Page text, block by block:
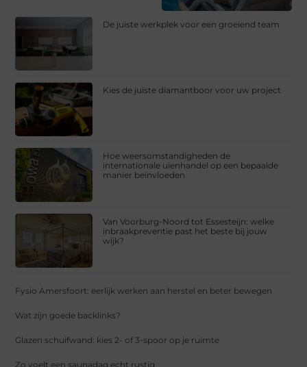
De juiste werkplek voor een groeiend team
Kies de juiste diamantboor voor uw project
Hoe weersomstandigheden de
internationale uienhandel op een bepaalde
manier beïnvloeden
Van Voorburg-Noord tot Essesteijn: welke
inbraakpreventie past het beste bij jouw
wijk?
Fysio Amersfoort: eerlijk werken aan herstel en beter bewegen
Wat zijn goede backlinks?
Glazen schuifwand: kies 2- of 3-spoor op je ruimte
Zo voelt een saunadag echt rustig